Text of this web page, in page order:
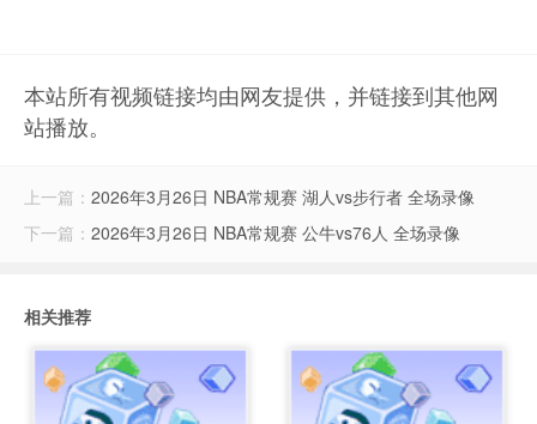
本站所有视频链接均由网友提供，并链接到其他网
站播放。
上一篇： 2026年3月26日 NBA常规赛 湖人vs步行者 全场录像
下一篇： 2026年3月26日 NBA常规赛 公牛vs76人 全场录像
相关推荐